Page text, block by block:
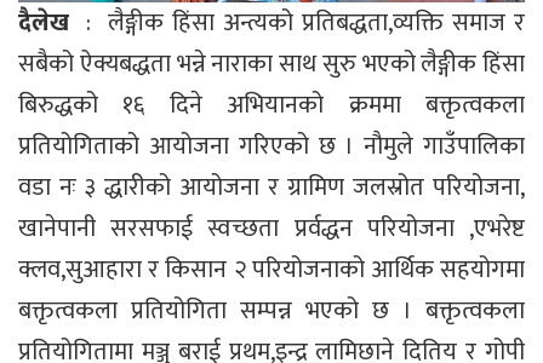
दैलेख : लैङ्गीक हिंसा अन्त्यको प्रतिबद्धता,व्यक्ति समाज र
सबैको ऐक्यबद्धता भन्ने नाराका साथ सुरु भएको लैङ्गीक हिंसा
बिरुद्धको १६ दिने अभियानको क्रममा बक्तृत्वकला
प्रतियोगिताको आयोजना गरिएको छ । नौमुले गाउँपालिका
वडा नः ३ द्धारीको आयोजना र ग्रामिण जलस्रोत परियोजना,
खानेपानी सरसफाई स्वच्छता प्रर्वद्धन परियोजना ,एभरेष्ट
क्लव,सुआहारा र किसान २ परियोजनाको आर्थिक सहयोगमा
बक्तृत्वकला प्रतियोगिता सम्पन्न भएको छ । बक्तृत्वकला
प्रतियोगितामा मञ्जु बराई प्रथम,इन्द्र लामिछाने दितिय र गोपी